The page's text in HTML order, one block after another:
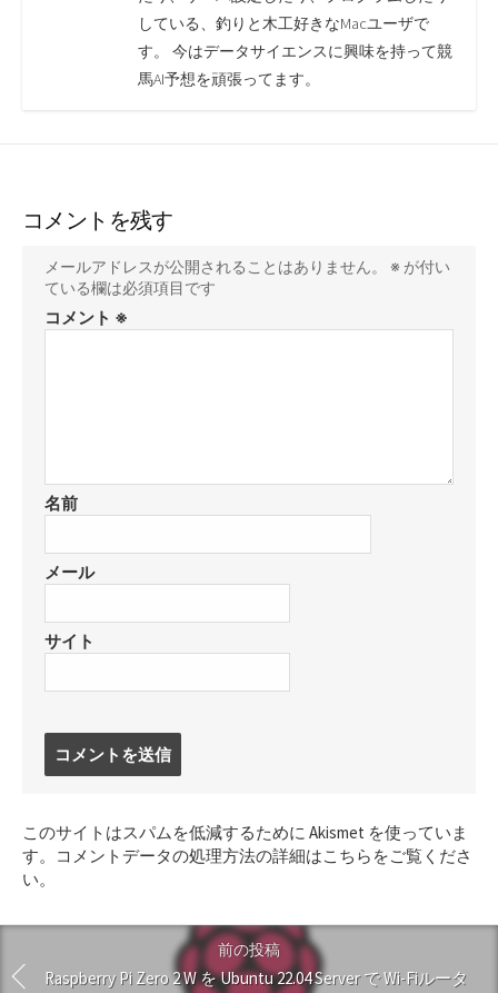
している、釣りと木工好きなMacユーザで
す。 今はデータサイエンスに興味を持って競
馬AI予想を頑張ってます。
コメントを残す
メールアドレスが公開されることはありません。 ※ が付い
ている欄は必須項目です
コメント ※
名前
メール
サイト
す
る
このサイトはスパムを低減するために Akismet を使っていま
す。
コメントデータの処理方法の詳細はこちらをご覧くださ
い。
前の投稿
Raspberry Pi Zero 2 W を Ubuntu 22.04 Server で Wi-Fiルータ